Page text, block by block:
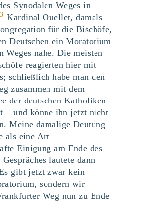
Synodalen Weges in
3 Kardinal Ouellet, damals
für die Bischöfe,
Deutschen ein Moratorium
Weges nahe. Die meisten
reagierten hier mit
schließlich habe man den
zusammen mit dem
der deutschen Katholiken
– und könne ihn jetzt nicht
Meine damalige Deutung
als eine Art
Einigung am Ende des
Gespräches lautete dann
gibt jetzt zwar kein
sondern wir
Weg nun zu Ende